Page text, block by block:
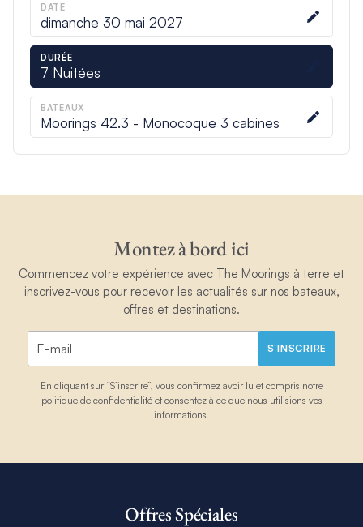
DATE
dimanche 30 mai 2027
DURÉE
7 Nuitées
BATEAUX
Moorings 42.3 - Monocoque 3 cabines
Montez à bord ici
Commencez votre expérience avec The Moorings à terre et
inscrivez-vous pour recevoir les actualités sur nos bateaux,
offres et destinations.
S'INSCRIRE
En cliquant sur “S’inscrire”, vous confirmez avoir lu et compris notre
politique de confidentialitéet consentez à ce que nous utilisions vos
informations.
Offres Spéciales